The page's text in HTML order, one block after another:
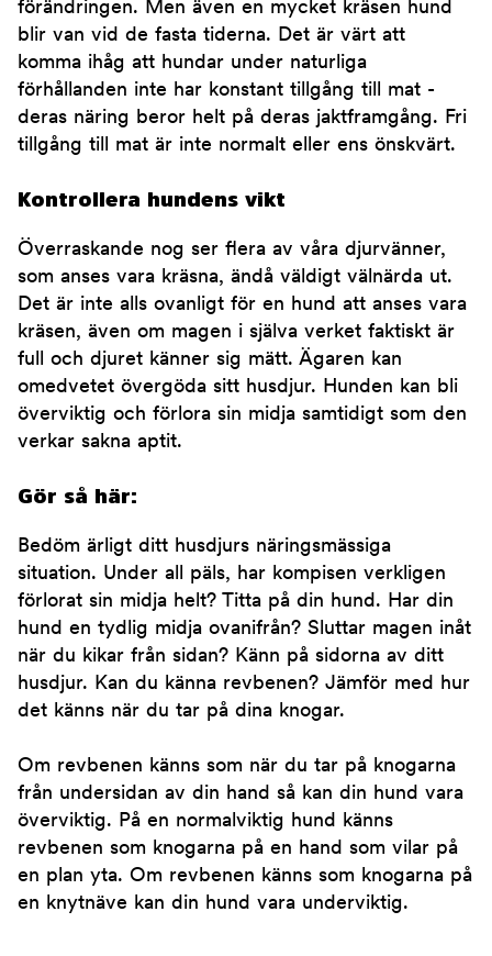
förändringen. Men även en mycket kräsen hund
blir van vid de fasta tiderna. Det är värt att
komma ihåg att hundar under naturliga
förhållanden inte har konstant tillgång till mat -
deras näring beror helt på deras jaktframgång. Fri
tillgång till mat är inte normalt eller ens önskvärt.
Kontrollera hundens vikt
Överraskande nog ser flera av våra djurvänner,
som anses vara kräsna, ändå väldigt välnärda ut.
Det är inte alls ovanligt för en hund att anses vara
kräsen, även om magen i själva verket faktiskt är
full och djuret känner sig mätt. Ägaren kan
omedvetet övergöda sitt husdjur. Hunden kan bli
överviktig och förlora sin midja samtidigt som den
verkar sakna aptit.
Gör så här:
Bedöm ärligt ditt husdjurs näringsmässiga
situation. Under all päls, har kompisen verkligen
förlorat sin midja helt? Titta på din hund. Har din
hund en tydlig midja ovanifrån? Sluttar magen inåt
när du kikar från sidan? Känn på sidorna av ditt
husdjur. Kan du känna revbenen? Jämför med hur
det känns när du tar på dina knogar.
Om revbenen känns som när du tar på knogarna
från undersidan av din hand så kan din hund vara
överviktig. På en normalviktig hund känns
revbenen som knogarna på en hand som vilar på
en plan yta. Om revbenen känns som knogarna på
en knytnäve kan din hund vara underviktig.